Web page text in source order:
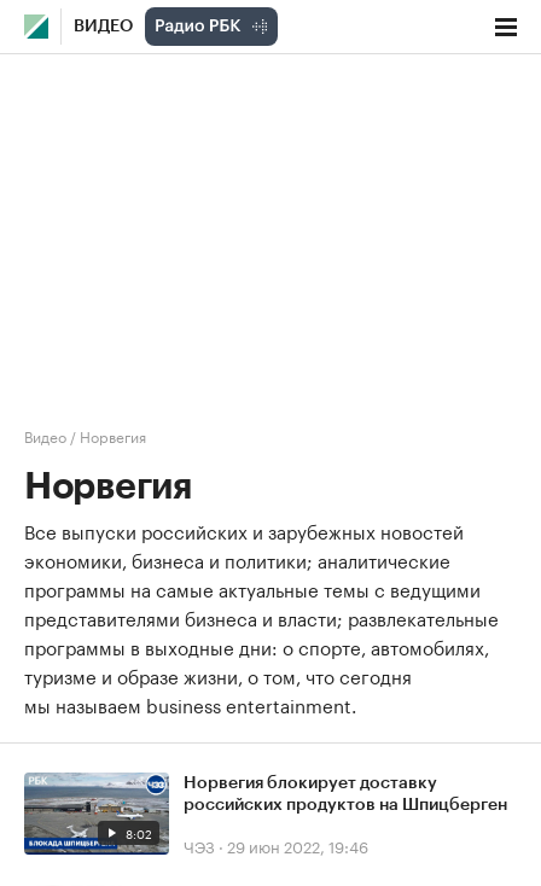
ВИДЕО
Видео / Норвегия
Норвегия
Все выпуски российских и зарубежных новостей
экономики, бизнеса и политики; аналитические
программы на самые актуальные темы с ведущими
представителями бизнеса и власти; развлекательные
программы в выходные дни: о спорте, автомобилях,
туризме и образе жизни, о том, что сегодня
мы называем business entertainment.
8:02
Норвегия блокирует доставку
российских продуктов на Шпицберген
ЧЭЗ · 29 июн 2022, 19:46